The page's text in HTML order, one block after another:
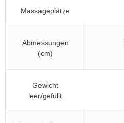
Massageplätze
Abmessungen
(cm)
Gewicht
leer/gefüllt